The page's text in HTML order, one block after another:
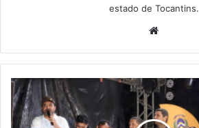
estado de Tocantins.
b
s
i
t